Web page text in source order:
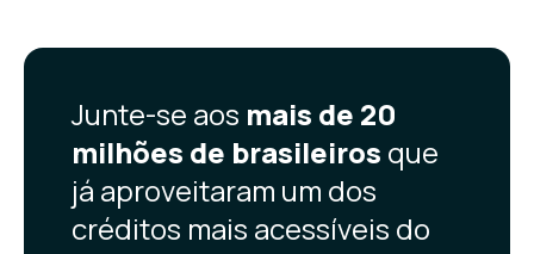
Junte-se aos mais de 20
milhões de brasileiros que
já aproveitaram um dos
créditos mais acessíveis do